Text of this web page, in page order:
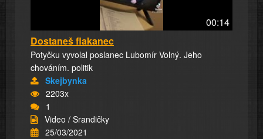
00:14
Dostaneš flakanec
Potyčku vyvolal poslanec Lubomír Volný. Jeho
chováním. politik
Skejbynka
2203x
1
Video / Srandičky
25/03/2021